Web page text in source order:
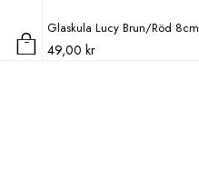
Glaskula Lucy Brun/Röd 8cm
49,00 kr